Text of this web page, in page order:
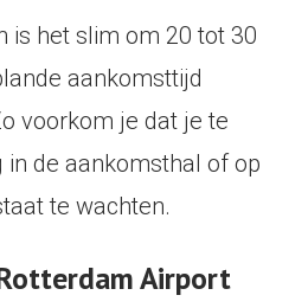
is het slim om 20 tot 30
aankomsttijd
voorkom je dat je te
in de aankomsthal of op
te wachten.
Airport